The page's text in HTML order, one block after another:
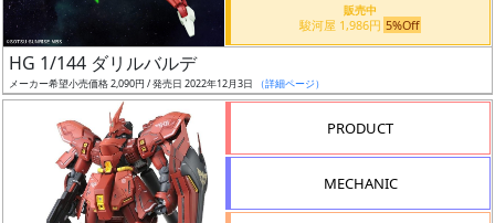
ギ
ャ
ラ
リ
販売中
駿河屋 1,986円 5%Off
HG 1/144 ダリルバルデ
メーカー希望小売価格 2,090円 / 発売日 2022年12月3日 （詳細ページ）
PRODUCT
MECHANIC